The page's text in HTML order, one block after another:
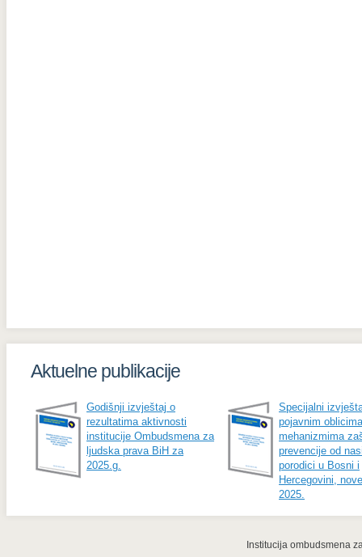
Aktuelne publikacije
Godišnji izvještaj o
rezultatima aktivnosti
institucije Ombudsmena za
ljudska prava BiH za
2025.g.
Specijalni
pojavnim
mehanizmima
prevencije od
porodici u Bosni i
Hercegovini,
2025.
Institucija ombudsmena